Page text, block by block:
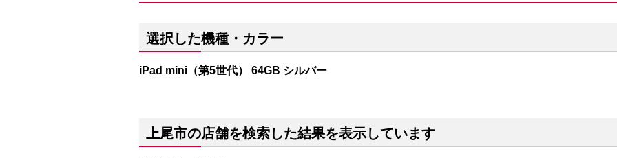
選択した機種・カラー
iPad mini（第5世代） 64GB シルバー
上尾市の店舗を検索した結果を表示しています